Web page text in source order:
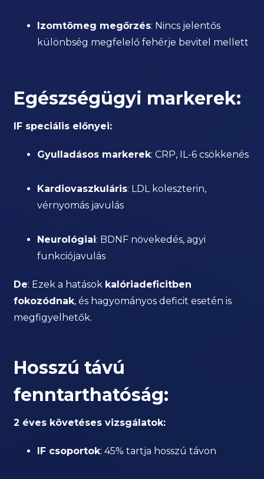
Izomtömeg megőrzés: Nincs jelentős
különbség megfelelő fehérje bevitel mellett
Egészségügyi markerek:
IF speciális előnyei:
Gyulladásos markerek: CRP, IL-6 csökkenés
Kardiovaszkuláris: LDL koleszterin,
vérnyomás javulás
Neurológiai: BDNF növekedés, agyi
funkciójavulás
De: Ezek a hatások kalóriadeficitben
fokozódnak, és hagyományos deficit esetén is
megfigyelhetők.
Hosszú távú
fenntarthatóság:
2 éves követéses vizsgálatok:
IF csoportok: 45% tartja hosszú távon